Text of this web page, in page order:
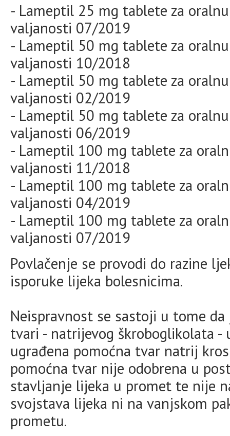
- Lameptil 25 mg tablete za
valjanosti 07/2019
- Lameptil 50 mg tablete za
valjanosti 10/2018
- Lameptil 50 mg tablete za
valjanosti 02/2019
- Lameptil 50 mg tablete za
valjanosti 06/2019
- Lameptil 100 mg tablete za
valjanosti 11/2018
- Lameptil 100 mg tablete za
valjanosti 04/2019
- Lameptil 100 mg tablete za
valjanosti 07/2019
Povlačenje se provodi do razine
isporuke lijeka bolesnicima.
Neispravnost se sastoji u tome
tvari - natrijevog škroboglikolata
ugrađena pomoćna tvar natrij
pomoćna tvar nije odobrena u
stavljanje lijeka u promet te nije
svojstava lijeka ni na vanjskom
prometu.